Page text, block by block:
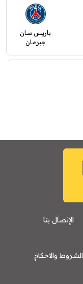
باريس سان
جيرمان
الإتصال بنا
الشروط والاحكام